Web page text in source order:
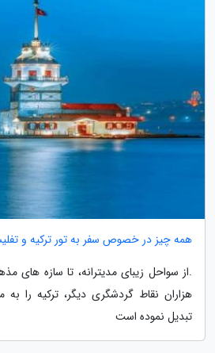
همه چیز در خصوص سفر به تور ترکیه و
.از سواحل زیبای مدیترانه، تا سازه های
هزاران نقاط گردشگری دیگر، ترکیه را به
تبدیل نموده است